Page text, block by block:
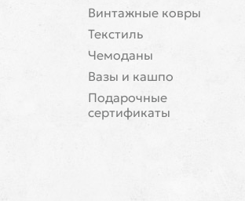
Винтажные ковры
Текстиль
Чемоданы
Вазы и кашпо
Подарочные
сертификаты